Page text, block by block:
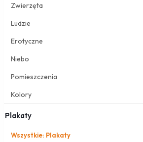
Zwierzęta
Ludzie
Erotyczne
Niebo
Pomieszczenia
Kolory
Plakaty
Wszystkie: Plakaty